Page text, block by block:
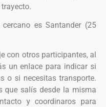
es Santander (25
con otros participantes, al
un enlace para indicar si
o si necesitas transporte.
que salís desde la misma
y coordinaros para